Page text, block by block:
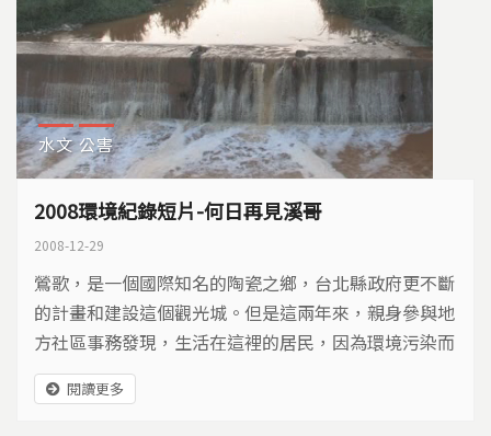
水文 公害
2008環境紀錄短片-何日再見溪哥
2008-12-29
鶯歌，是一個國際知名的陶瓷之鄉，台北縣政府更不斷
的計畫和建設這個觀光城。但是這兩年來，親身參與地
方社區事務發現，生活在這裡的居民，因為環境污染而
飽受威脅，身為鶯歌的一份子，覺得有義務和權利對鶯
歌的環境污染，進一步去了解，而在多項生活威脅中，
閱讀更多